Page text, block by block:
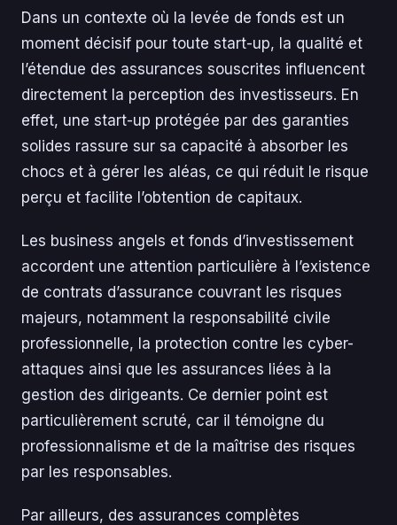
Dans un contexte où la levée de fonds est un
moment décisif pour toute start-up, la qualité et
l’étendue des assurances souscrites influencent
directement la perception des investisseurs. En
effet, une start-up protégée par des garanties
solides rassure sur sa capacité à absorber les
chocs et à gérer les aléas, ce qui réduit le risque
perçu et facilite l’obtention de capitaux.
Les business angels et fonds d’investissement
accordent une attention particulière à l’existence
de contrats d’assurance couvrant les risques
majeurs, notamment la responsabilité civile
professionnelle, la protection contre les cyber-
attaques ainsi que les assurances liées à la
gestion des dirigeants. Ce dernier point est
particulièrement scruté, car il témoigne du
professionnalisme et de la maîtrise des risques
par les responsables.
Par ailleurs, des assurances complètes